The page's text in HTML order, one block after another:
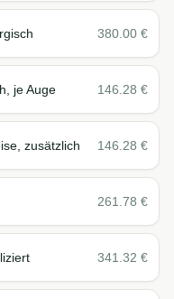
380.00 €
je Auge 146.28 €
zusätzlich 146.28 €
261.78 €
341.32 €